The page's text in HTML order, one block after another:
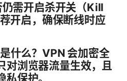
需开启杀开关（Kill
开启，确保断线时应
什么？VPN 会加密全
对浏览器流量生效，且
保护。